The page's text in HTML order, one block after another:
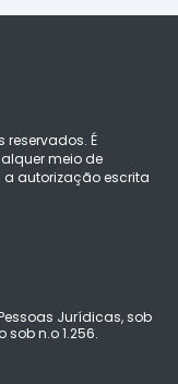
reservados. É
meio de
a autorização escrita
Jurídicas, sob
sob n.o 1.256.